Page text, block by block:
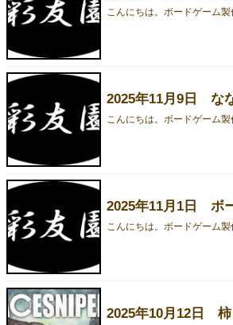
2025年11月1日 ボ